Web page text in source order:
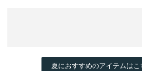
夏におすすめのアイテムはこ